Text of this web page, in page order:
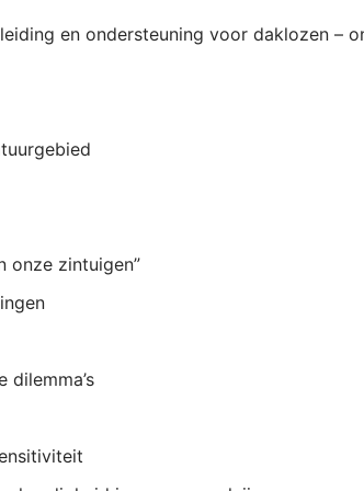
en ondersteuning voor daklozen –
onze zintuigen”
dilemma’s